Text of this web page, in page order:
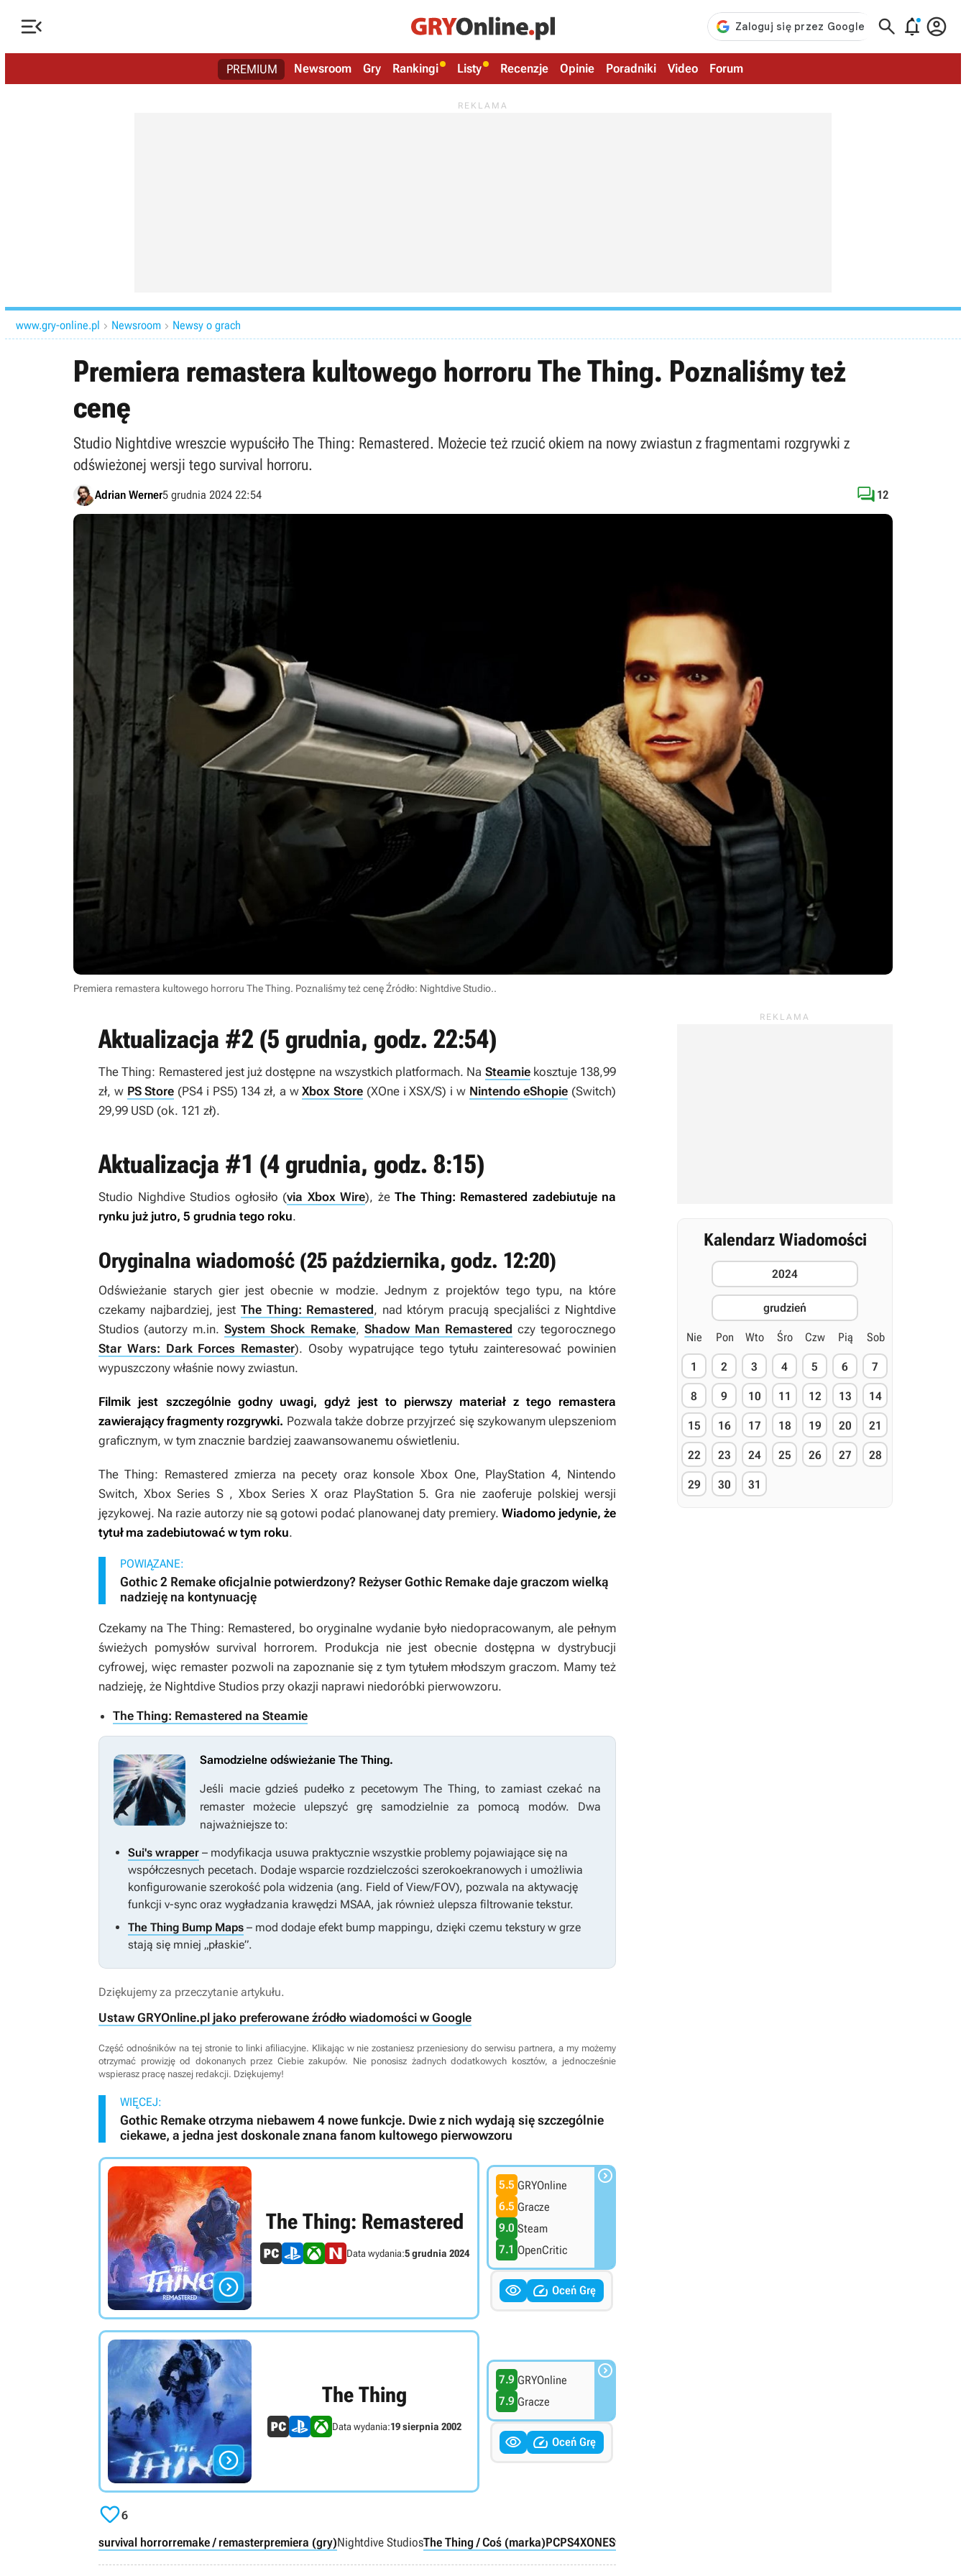
   
PREMIUM Newsroom Gry Rankingi Listy Recenzje Opinie Poradniki Video Forum
www.gry-online.pl  Newsroom  Newsy o grach
Premiera remastera kultowego horroru The Thing. Poznaliśmy też
cenę
Studio Nightdive wreszcie wypuściło The Thing: Remastered. Możecie też rzucić okiem na nowy zwiastun z fragmentami rozgrywki z
odświeżonej wersji tego survival horroru.
Adrian Werner5 grudnia 2024 22:54  12
Premiera remastera kultowego horroru The Thing. Poznaliśmy też cenęŹródło: Nightdive Studio..
Aktualizacja #2 (5 grudnia, godz. 22:54)
The Thing: Remastered jest już dostępne na wszystkich platformach. Na Steamiekosztuje 138,99
zł, w PS Store (PS4 i PS5) 134 zł, a wXbox Store (XOne i XSX/S) i w Nintendo eShopie (Switch)
29,99 USD (ok. 121 zł).
Aktualizacja #1 (4 grudnia, godz. 8:15)
Studio Nighdive Studios ogłosiło (via Xbox Wire), że The Thing: Remastered zadebiutuje na
rynku już jutro, 5 grudnia tego roku.
Oryginalna wiadomość (25 października, godz. 12:20)
Odświeżanie starych gier jest obecnie w modzie. Jednym z projektów tego typu, na które
czekamy najbardziej, jest The Thing: Remastered, nad którym pracują specjaliści z Nightdive
Studios (autorzy m.in.System Shock Remake, Shadow Man Remastered czy tegorocznego
Star Wars: Dark Forces Remaster). Osoby wypatrujące tego tytułu zainteresować powinien
wypuszczony właśnie nowy zwiastun.
Filmik jest szczególnie godny uwagi, gdyż jest to pierwszy materiał z tego remastera
zawierający fragmenty rozgrywki. Pozwala także dobrze przyjrzeć się szykowanym ulepszeniom
graficznym, w tym znacznie bardziej zaawansowanemu oświetleniu.
The Thing: Remastered zmierza na pecety oraz konsole Xbox One, PlayStation 4, Nintendo
Switch, Xbox Series S , Xbox Series X oraz PlayStation 5. Gra nie zaoferuje polskiej wersji
językowej. Na razie autorzy nie są gotowi podać planowanej daty premiery. Wiadomo jedynie, że
tytuł ma zadebiutować w tym roku.
POWIĄZANE:
Gothic 2 Remake oficjalnie potwierdzony? Reżyser Gothic Remake daje graczom wielką
nadzieję na kontynuację
Czekamy na The Thing: Remastered, bo oryginalne wydanie było niedopracowanym, ale pełnym
świeżych pomysłów survival horrorem. Produkcja nie jest obecnie dostępna w dystrybucji
cyfrowej, więc remaster pozwoli na zapoznanie się z tym tytułem młodszym graczom. Mamy też
nadzieję, że Nightdive Studios przy okazji naprawi niedoróbki pierwowzoru.
The Thing: Remastered na Steamie
Samodzielne odświeżanie The Thing.
Jeśli macie gdzieś pudełko z pecetowymThe Thing, to zamiast czekać na
remaster możecie ulepszyć grę samodzielnie za pomocą modów. Dwa
najważniejsze to:
Sui's wrapper – modyfikacja usuwa praktycznie wszystkie problemy pojawiające się na
współczesnych pecetach. Dodaje wsparcie rozdzielczości szerokoekranowych i umożliwia
konfigurowanie szerokość pola widzenia (ang. Field of View/FOV), pozwala na aktywację
funkcji v-sync oraz wygładzania krawędzi MSAA, jak również ulepsza filtrowanie tekstur.
The Thing Bump Maps – mod dodaje efekt bump mappingu, dzięki czemu tekstury w grze
stają się mniej „płaskie”.
Dziękujemy za przeczytanie artykułu.
Ustaw GRYOnline.pl jako preferowane źródło wiadomości w Google
Część odnośników na tej stronie to linki afiliacyjne. Klikając w nie zostaniesz przeniesiony do serwisu partnera, a my możemy
otrzymać prowizję od dokonanych przez Ciebie zakupów. Nie ponosisz żadnych dodatkowych kosztów, a jednocześnie
wspierasz pracę naszej redakcji. Dziękujemy!
WIĘCEJ:
Gothic Remake otrzyma niebawem 4 nowe funkcje. Dwie z nich wydają się szczególnie
ciekawe, a jedna jest doskonale znana fanom kultowego pierwowzoru

The Thing: Remastered
Data wydania:5 grudnia 2024
5.5 GRYOnline
6.5 Gracze
9.0 Steam
7.1 OpenCritic

  Oceń Grę

The Thing
Data wydania:19 sierpnia 2002
7.9 GRYOnline
7.9 Gracze

  Oceń Grę
6
survival horrorremake / remasterpremiera (gry)Nightdive StudiosThe Thing / Coś (marka)PCPS4XONESwitch
Kalendarz Wiadomości
2024
grudzień
Nie Pon Wto Śro Czw Pią Sob
1 2 3 4 5 6 7
8 9 10 11 12 13 14
15 16 17 18 19 20 21
22 23 24 25 26 27 28
29 30 31